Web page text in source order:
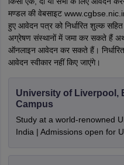
मण्डल की वेबसाइट www.cgbse.nic.in
हुए आवेदन पत्र को निर्धारित शुल्क
अग्रेषण संस्थानों में जमा कर सकते हैं
ऑनलाइन आवेदन कर सकते हैं।
आवेदन स्वीकार नहीं किए जाएंगे।
University of Liverpool,
Campus
Study at a world-renowned
India | Admissions open for